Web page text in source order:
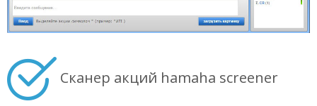
Сканер акций hamaha screener